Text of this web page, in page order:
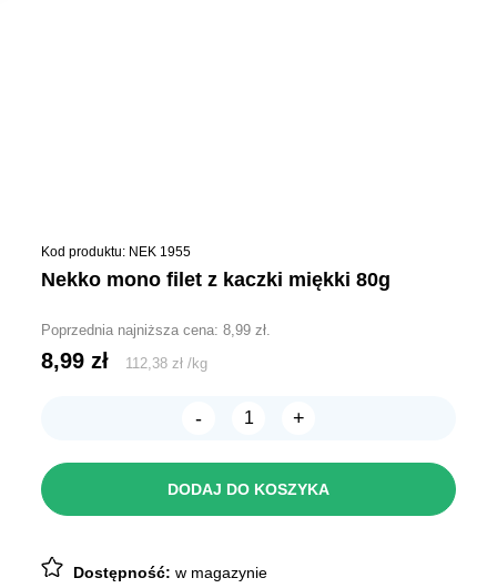
Kod produktu: NEK 1955
nekko mono filet z kaczki miękki 80g
Poprzednia najniższa cena:8,99zł.
8,99zł 112,38zł /kg
-
ilość
z
+
DODAJ DO KOSZYKA
Dostępność:w magazynie